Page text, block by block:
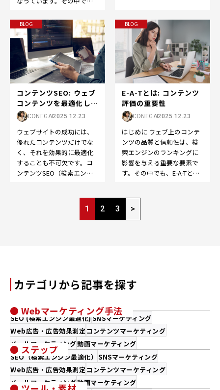
Optimi…
ー…
BLOG
コンテンツSEO: ウェブ
コンテンツを最適化して
検索エンジン...
CONEGA2025.12.23
ウェブサイトの成功には、
優れたコンテンツだけでな
く、それを効果的に最適化
することも不可欠です。コ
ンテンツSEO（検索エンジ
BLOG
E-A-Tとは: コンテンツ
評価の重要性
CONEGA2025.12.23
はじめに ウェブ上のコンテ
ンツの品質と信頼性は、検
索エンジンのランキングに
影響を与える重要な要素で
す。その中でも、E-A-Tとい
ー
1 2 3 >
カテゴリから記事を探す
● Webマーケティング手法
SEO (検索エンジン最適化) SNSマーケティング
Web広告・広告効果測定コンテンツマーケティング
メールマーケティング動画マーケティング
● ステップ
SEO（検索エンジン最適化） SNSマーケティング
Web広告・広告効果測定コンテンツマーケティング
メールマーケティング動画マーケティング